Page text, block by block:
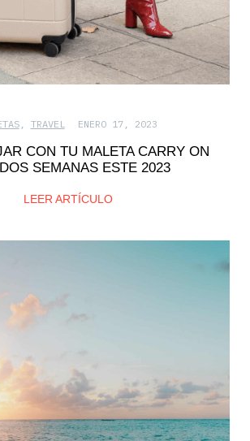
, TRAVEL ENERO 17, 2023
CON TU MALETA CARRY ON
SEMANAS ESTE 2023
LEER ARTÍCULO